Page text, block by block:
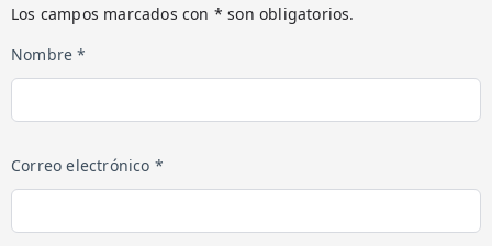
Los campos marcados con * son obligatorios.
Nombre *
Correo electrónico *